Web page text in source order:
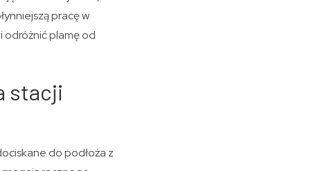
pracę w
odróżnić plamę od
stacji
do podłoża z